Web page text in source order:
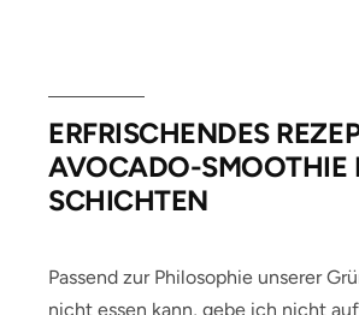
ERFRISCHENDES
AVOCADO-SMOOTHIE
SCHICHTEN
Passend zur Philosophie unserer
nicht essen kann, gebe ich nicht